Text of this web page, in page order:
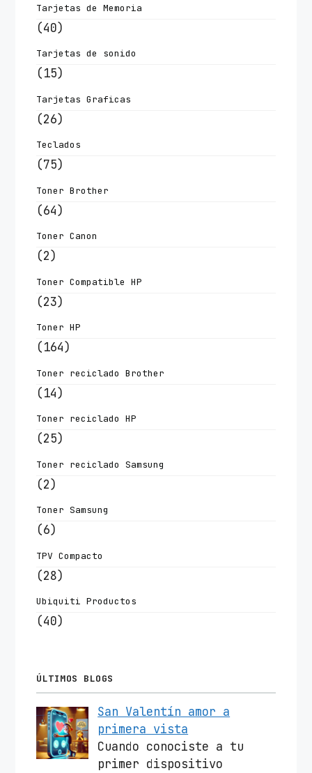
Tarjetas de Memoria
(40)
Tarjetas de sonido
(15)
Tarjetas Graficas
(26)
Teclados
(75)
Toner Brother
(64)
Toner Canon
(2)
Toner Compatible HP
(23)
Toner HP
(164)
Toner reciclado Brother
(14)
Toner reciclado HP
(25)
Toner reciclado Samsung
(2)
Toner Samsung
(6)
TPV Compacto
(28)
Ubiquiti Productos
(40)
ÚLTIMOS BLOGS
San Valentín amor a
primera vista
Cuando conociste a tu
primer dispositivo